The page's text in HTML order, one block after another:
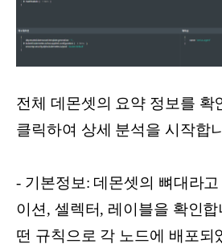
전체 데몬셋의 요약 정보를 확
클릭하여 상세 분석을 시작합
- 기본정보: 데몬셋의 뼈대라
이션, 셀렉터, 레이블을 확인
떤 규칙으로 각 노드에 배포되